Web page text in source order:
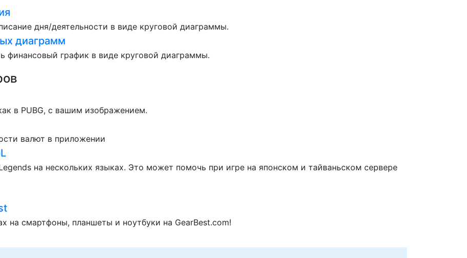
дня/деятельности в виде круговой диаграммы.
диаграмм
финансовый график в виде круговой диаграммы.
в PUBG, с вашим изображением.
валют в приложении
на нескольких языках. Это может помочь при игре на японском и тайваньском сервере
на смартфоны, планшеты и ноутбуки на GearBest.com!